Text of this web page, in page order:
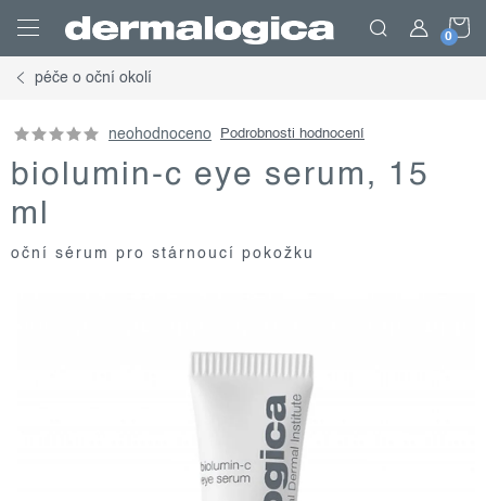
obsah
péče o oční okolí
neohodnoceno Podrobnosti hodnocení
biolumin-c eye serum, 15
ml
oční sérum pro stárnoucí pokožku